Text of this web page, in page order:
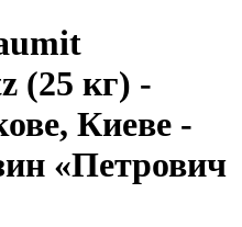
(25 кг) -
Киеве -
«Петрович